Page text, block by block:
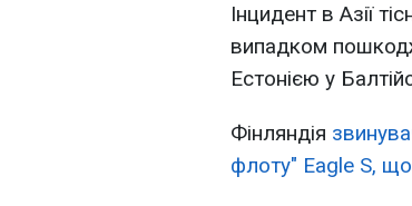
Інцидент в Азії
випадком
Естонією у
Фінляндія
флоту" Eagle S,